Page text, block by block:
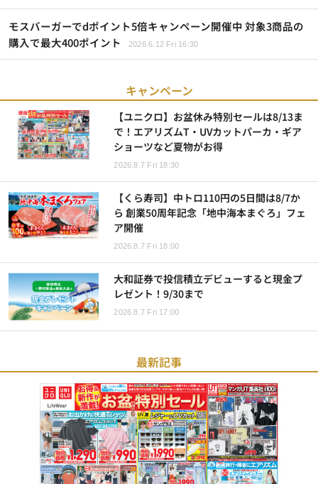
モスバーガーでdポイント5倍キャンペーン開催中 対象3商品の
購入で最大400ポイント
2026.6.12 Fri 16:30
キャンペーン
【ユニクロ】お盆休み特別セールは8/13ま
で！エアリズムT・UVカットパーカ・ギア
ショーツなど夏物がお得
2026.8.7 Fri 18:30
【くら寿司】中トロ110円の5日間は8/7か
ら 創業50周年記念「地中海本まぐろ」フェ
ア開催
2026.8.7 Fri 18:00
大和証券で投信積立デビューすると現金プ
レゼント！9/30まで
2026.8.7 Fri 17:00
最新記事